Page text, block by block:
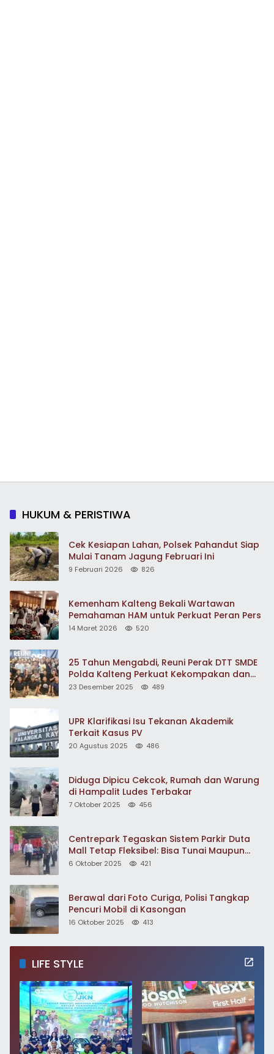
HUKUM & PERISTIWA
Cek Kesiapan Lahan, Polsek Pahandut Siap
Mulai Tanam Jagung Februari Ini
9 Februari 2026 826
Kemenham Kalteng Bekali Wartawan
Pemahaman HAM untuk Perkuat Peran Pers
14 Maret 2026 520
25 Tahun Mengabdi, Reuni Perak DTT SMDE
Polda Kalteng Perkuat Kekompakan dan
Pengabdian
23 Desember 2025 489
UPR Klarifikasi Isu Tekanan Akademik
Terkait Kasus PV
20 Agustus 2025 486
Diduga Dipicu Cekcok, Rumah dan Warung
di Hampalit Ludes Terbakar
7 Oktober 2025 456
Centrepark Tegaskan Sistem Parkir Duta
Mall Tetap Fleksibel: Bisa Tunai Maupun
Non-Tunai
6 Oktober 2025 421
Berawal dari Foto Curiga, Polisi Tangkap
Pencuri Mobil di Kasongan
16 Oktober 2025 413
LIFE STYLE